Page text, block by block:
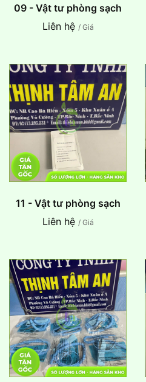
09 - Vật tư phòng sạch
Liên hệ / Giá
11 - Vật tư phòng sạch
Liên hệ / Giá